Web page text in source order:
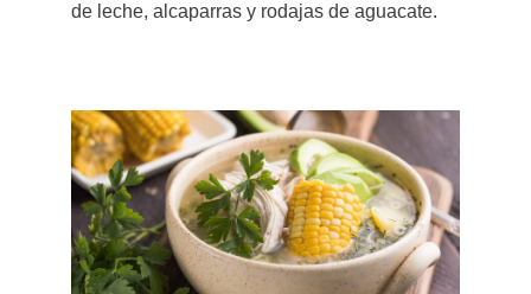
de leche, alcaparras y rodajas de aguacate.